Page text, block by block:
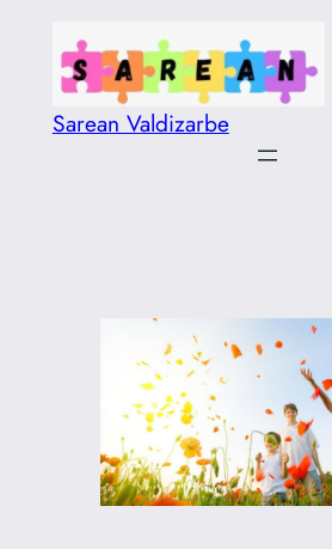
contenido
Sarean Valdizarbe